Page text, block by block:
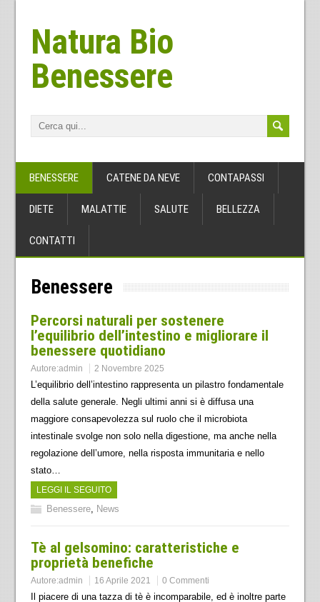
Natura Bio
Benessere
BENESSERE CATENE DA NEVE CONTAPASSI
DIETE MALATTIE SALUTE BELLEZZA
CONTATTI
Benessere
Percorsi naturali per sostenere
l’equilibrio dell’intestino e migliorare il
benessere quotidiano
Autore:admin 2 Novembre 2025
L’equilibrio dell’intestino rappresenta un pilastro fondamentale
della salute generale. Negli ultimi anni si è diffusa una
maggiore consapevolezza sul ruolo che il microbiota
intestinale svolge non solo nella digestione, ma anche nella
regolazione dell’umore, nella risposta immunitaria e nello
stato…
LEGGI IL SEGUITO
Benessere, News
Tè al gelsomino: caratteristiche e
proprietà benefiche
Autore:admin 16 Aprile 2021 0 Commenti
Il piacere di una tazza di tè è incomparabile, ed è inoltre parte